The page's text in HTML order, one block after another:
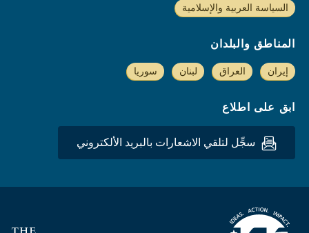
السياسة العربية والإسلامية
المناطق والبلدان
إيران العراق لبنان سوريا
ابق على اطلاع
سجِّل لتلقي الاشعارات بالبريد الألكتروني